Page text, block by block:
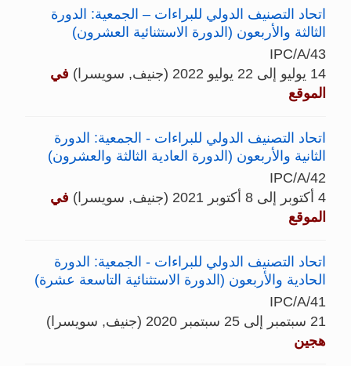
اتحاد التصنيف الدولي للبراءات – الجمعية: الدورة
الثالثة والأربعون (الدورة الاستثنائية العشرون)
IPC/A/43
14 يوليو إلى 22 يوليو 2022 (جنيف, سويسرا)
في
الموقع
اتحاد التصنيف الدولي للبراءات - الجمعية: الدورة
الثانية والأربعون (الدورة العادية الثالثة والعشرون)
IPC/A/42
4 أكتوبر إلى 8 أكتوبر 2021 (جنيف, سويسرا)
في
الموقع
اتحاد التصنيف الدولي للبراءات - الجمعية: الدورة
الحادية والأربعون (الدورة الاستثنائية التاسعة عشرة)
IPC/A/41
21 سبتمبر إلى 25 سبتمبر 2020 (جنيف, سويسرا)
هجين